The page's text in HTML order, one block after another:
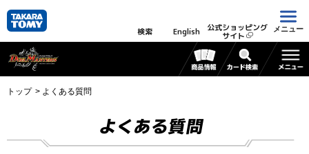
検索 English 公式ショッピング
サイト
メニュー
トップ よくある質問
よくある質問